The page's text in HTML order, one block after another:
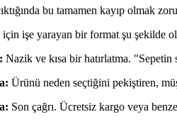
bu tamamen kayıp olmak
için işe yarayan bir format şu şekilde
Nazik ve kısa bir hatırlatma.
Ürünü neden seçtiğini pekiştiren,
Son çağrı. Ücretsiz kargo veya